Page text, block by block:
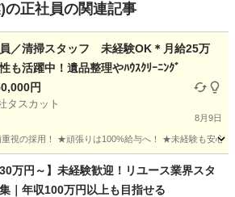
の正社員の関連記事
員／清掃スタッフ 未経験OK＊月給25万
も活躍中！遺品整理やﾊｳｽｸﾘｰﾆﾝｸﾞ
円
タスカット
8月9日
視の採用！ ★頑張りは100%給与へ！ ★未経験も安心
その他
30万円～】未経験歓迎！リユース業界スタ
｜年収100万円以上も目指せる